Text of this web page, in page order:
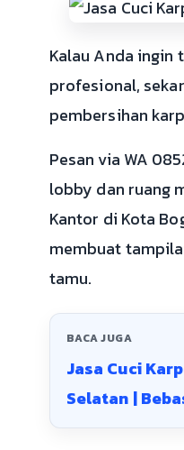
Kalau Anda ingin
profesional,
pembersihan
Pesan via WA
lobby dan ruang
Kantor di Kota
membuat
tamu.
BACA JUGA
Jasa Cuci
Selatan |